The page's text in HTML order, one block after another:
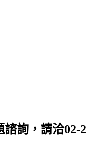
詢，請洽02-